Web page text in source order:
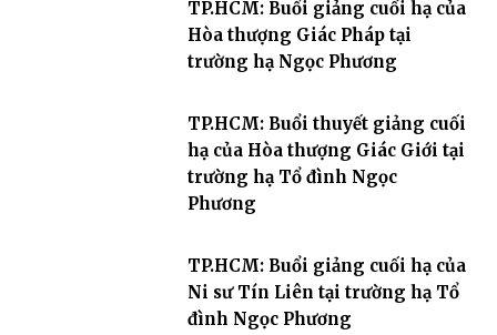
TP.HCM: Buổi giảng cuối hạ của
Hòa thượng Giác Pháp tại
trường hạ Ngọc Phương
TP.HCM: Buổi thuyết giảng cuối
hạ của Hòa thượng Giác Giới tại
trường hạ Tổ đình Ngọc
Phương
TP.HCM: Buổi giảng cuối hạ của
Ni sư Tín Liên tại trường hạ Tổ
đình Ngọc Phương